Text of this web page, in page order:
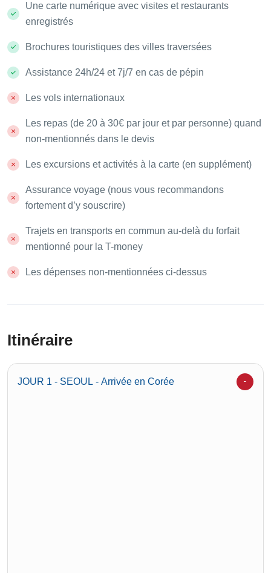
Une carte numérique avec visites et restaurants
enregistrés
Brochures touristiques des villes traversées
Assistance 24h/24 et 7j/7 en cas de pépin
Les vols internationaux
Les repas (de 20 à 30€ par jour et par personne) quand
non-mentionnés dans le devis
Les excursions et activités à la carte (en supplément)
Assurance voyage (nous vous recommandons
fortement d’y souscrire)
Trajets en transports en commun au-delà du forfait
mentionné pour la T-money
Les dépenses non-mentionnées ci-dessus
Itinéraire
JOUR 1 - SEOUL - Arrivée en Corée